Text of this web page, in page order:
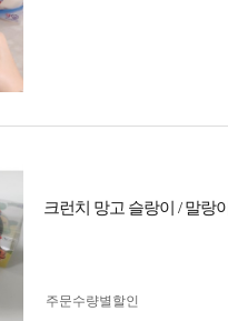
크런치 망고 슬랑이 / 말랑
주문수량별할인